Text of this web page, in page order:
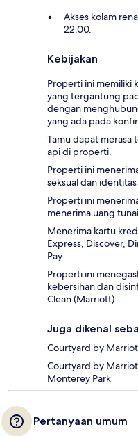
Akses kolam
22.00.
Kebijakan
Properti ini memiliki
yang tergantung
dengan
yang ada pada
Tamu dapat merasa
api di properti.
Properti ini
seksual dan
Properti ini
menerima uang
Menerima kartu
Express, Discover,
Pay
Properti ini
kebersihan dan
Clean (Marriott).
Juga dikenal
Courtyard by
Courtyard by
Monterey Park
Pertanyaan umum